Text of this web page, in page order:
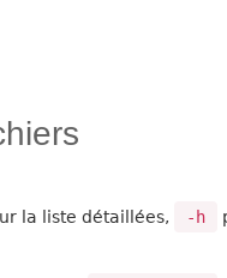
la liste détaillées, -h